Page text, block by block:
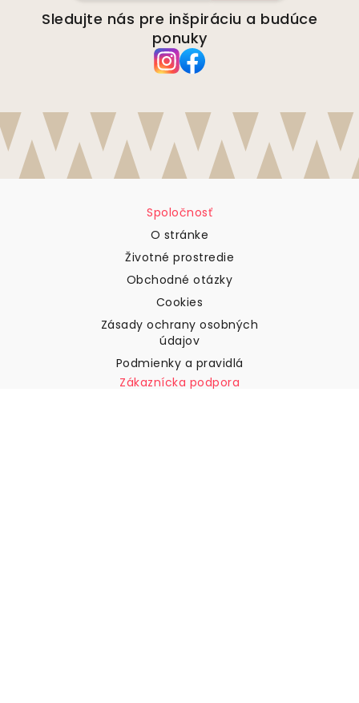
Sledujte nás pre inšpiráciu a budúce
ponuky
Spoločnosť
O stránke
Životné prostredie
Obchodné otázky
Cookies
Zásady ochrany osobných
údajov
Podmienky a pravidlá
Zákaznícka podpora